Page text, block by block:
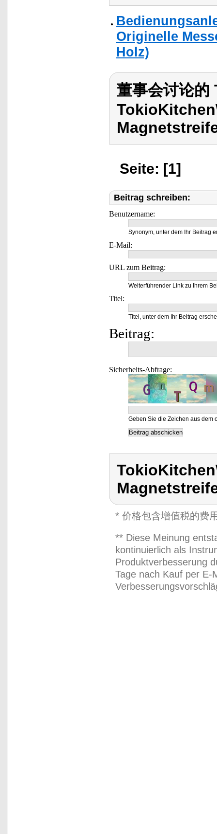
Originelle
Holz)
董事会讨论
Seite: [1]
Beitrag schreiben:
Benutzername:
Synonym, unter dem Ihr Beitrag
E-Mail:
URL zum Beitrag:
Weiterführender Link zu Ihrem
Titel:
Titel, unter dem Ihr Beitrag
Beitrag:
Sicherheits-Abfrage:
Geben Sie die Zeichen aus dem
* 价格包含增值税的费
** Diese Meinung
kontinuierlich als
Produktverbesserung
Tage nach Kauf per E-